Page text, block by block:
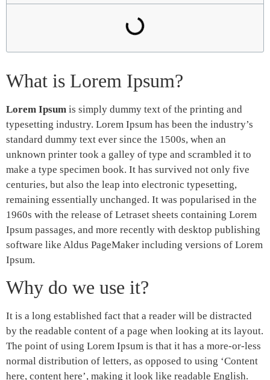
What is Lorem Ipsum?
Lorem Ipsum is simply dummy text of the printing and
typesetting industry. Lorem Ipsum has been the industry’s
standard dummy text ever since the 1500s, when an
unknown printer took a galley of type and scrambled it to
make a type specimen book. It has survived not only five
centuries, but also the leap into electronic typesetting,
remaining essentially unchanged. It was popularised in the
1960s with the release of Letraset sheets containing Lorem
Ipsum passages, and more recently with desktop publishing
software like Aldus PageMaker including versions of Lorem
Ipsum.
Why do we use it?
It is a long established fact that a reader will be distracted
by the readable content of a page when looking at its layout.
The point of using Lorem Ipsum is that it has a more-or-less
normal distribution of letters, as opposed to using ‘Content
here, content here’, making it look like readable English.